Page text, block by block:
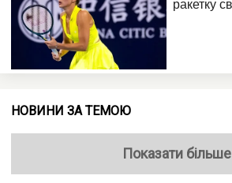
НОВИНИ ЗА ТЕМОЮ
Показати більше